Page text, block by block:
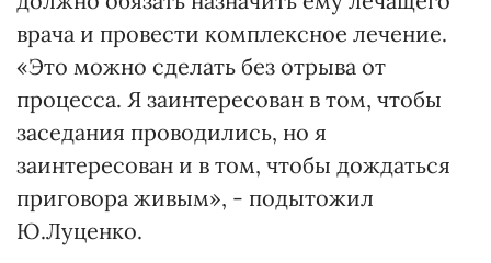
врача и провести комплексное лечение.
«Это можно сделать без отрыва от
процесса. Я заинтересован в том, чтобы
заседания проводились, но я
заинтересован и в том, чтобы дождаться
приговора живым», - подытожил
Ю.Луценко.